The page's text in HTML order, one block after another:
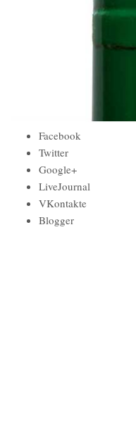
Facebook
Twitter
Google+
LiveJournal
VKontakte
Blogger